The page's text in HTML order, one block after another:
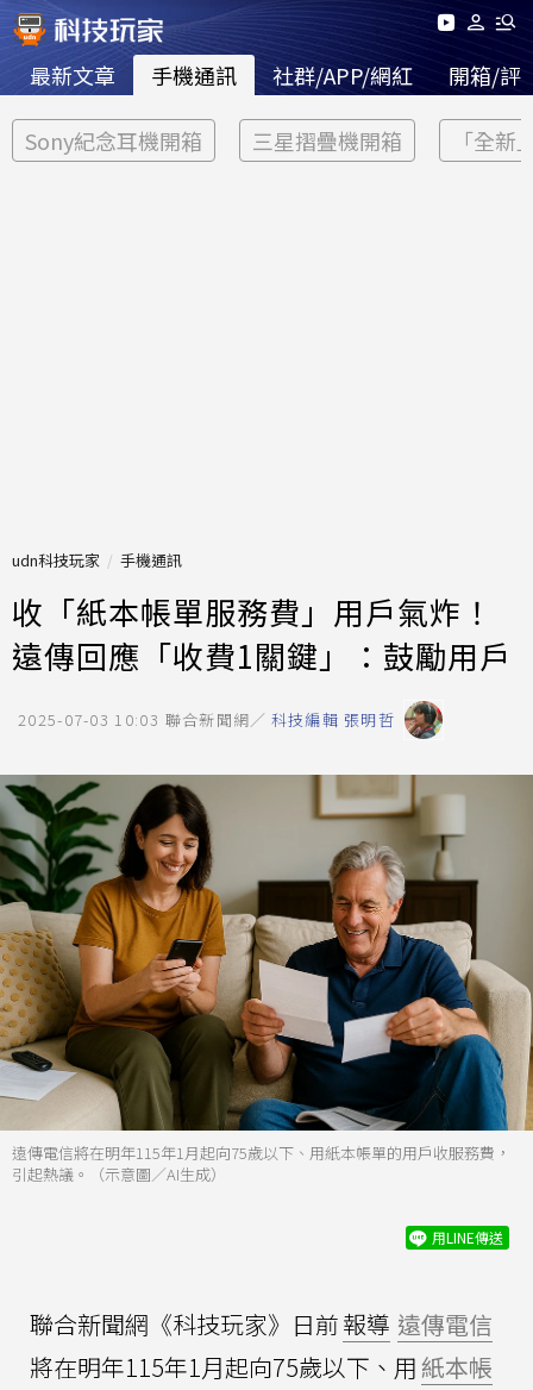
最新文章 手機通訊 社群/APP/網紅 開箱/評
Sony紀念耳機開箱 三星摺疊機開箱 「全新
udn科技玩家 手機通訊
收「紙本帳單服務費」用戶氣炸！
遠傳回應「收費1關鍵」：鼓勵用戶
2025-07-03 10:03 聯合新聞網／ 科技編輯 張明哲
遠傳電信將在明年115年1月起向75歲以下、用紙本帳單的用戶收服務費，
引起熱議。（示意圖／AI生成）
用LINE傳送
聯合新聞網《科技玩家》日前報導 遠傳電信
將在明年115年1月起向75歲以下、用紙本帳